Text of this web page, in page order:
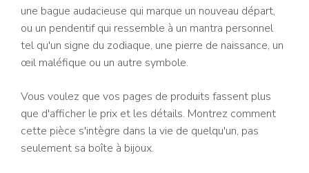
une bague audacieuse qui marque un nouveau départ,
ou un pendentif qui ressemble à un mantra personnel
tel qu'un signe du zodiaque, une pierre de naissance, un
œil maléfique ou un autre symbole.
Vous voulez que vos pages de produits fassent plus
que d'afficher le prix et les détails. Montrez comment
cette pièce s'intègre dans la vie de quelqu'un, pas
seulement sa boîte à bijoux.